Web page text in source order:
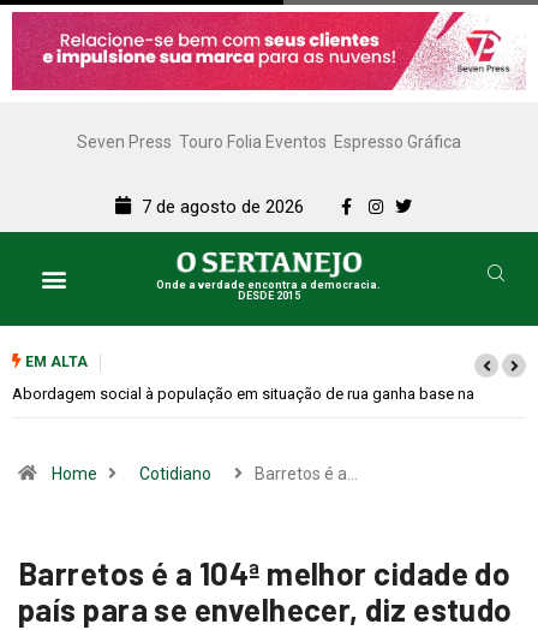
Seven Press Touro Folia Eventos Espresso Gráfica
7 de agosto de 2026
Onde a verdade encontra a democracia.
DESDE 2015
EM ALTA
Cemitérios terão horário especial e missas no Dia dos Pais
Home Cotidiano Barretos é a…
Barretos é a 104ª melhor cidade do
país para se envelhecer, diz estudo